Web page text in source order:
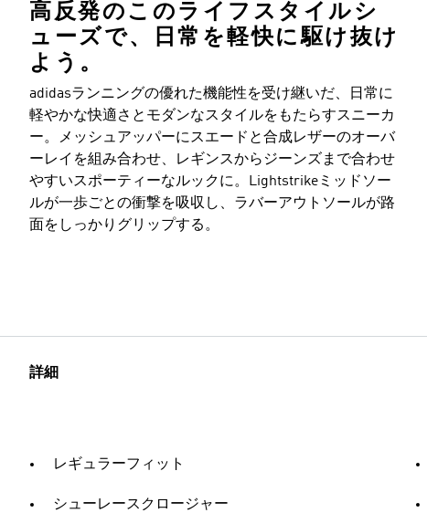
高反発のこのライフスタイルシ
ューズで、日常を軽快に駆け抜け
よう。
adidasランニングの優れた機能性を受け継いだ、日常に
軽やかな快適さとモダンなスタイルをもたらすスニーカ
ー。メッシュアッパーにスエードと合成レザーのオーバ
ーレイを組み合わせ、レギンスからジーンズまで合わせ
やすいスポーティーなルックに。Lightstrikeミッドソー
ルが一歩ごとの衝撃を吸収し、ラバーアウトソールが路
面をしっかりグリップする。
詳細
レギュラーフィット
シューレースクロージャー